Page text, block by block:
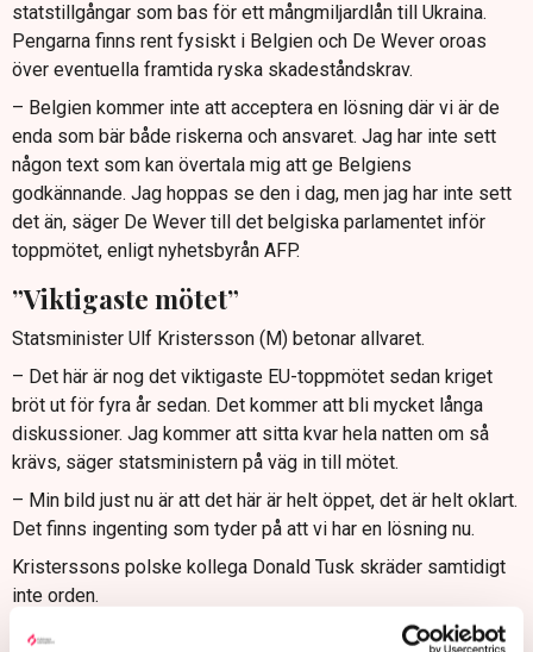
statstillgångar som bas för ett mångmiljardlån till Ukraina.
Pengarna finns rent fysiskt i Belgien och De Wever oroas
över eventuella framtida ryska skadeståndskrav.
– Belgien kommer inte att acceptera en lösning där vi är de
enda som bär både riskerna och ansvaret. Jag har inte sett
någon text som kan övertala mig att ge Belgiens
godkännande. Jag hoppas se den i dag, men jag har inte sett
det än, säger De Wever till det belgiska parlamentet inför
toppmötet, enligt nyhetsbyrån AFP.
”Viktigaste mötet”
Statsminister Ulf Kristersson (M) betonar allvaret.
– Det här är nog det viktigaste EU-toppmötet sedan kriget
bröt ut för fyra år sedan. Det kommer att bli mycket långa
diskussioner. Jag kommer att sitta kvar hela natten om så
krävs, säger statsministern på väg in till mötet.
– Min bild just nu är att det här är helt öppet, det är helt oklart.
Det finns ingenting som tyder på att vi har en lösning nu.
Kristerssons polske kollega Donald Tusk skräder samtidigt
inte orden.
– Det handlar om antingen pengar i dag, eller blod i morgon.